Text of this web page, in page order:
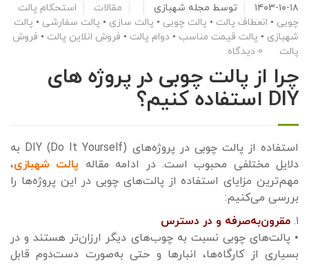
۱۴۰۳-۱۰-۱۸ توسط مجله شهبازی مقالات
استحکام پالت
چوبی • انعطاف پالت • پالت چوبی • پالت سازی • پالت سفارشی • پالت
شهبازی • پالت قیمت مناسب • دوام پالت • فروش انلاین پالت • فروش
پالت
0 دیدگاه
چرا از پالت چوبی در پروژه های
DIY استفاده کنیم؟
استفاده از پالت چوبی در پروژه‌های DIY (Do It Yourself) به
دلایل مختلفی محبوب است. در ادامه مقاله پالت شهبازی،
مهم‌ترین مزایای استفاده از پالت‌های چوبی در این پروژه‌ها را
بررسی می‌کنیم:
۱. مقرون‌به‌صرفه و در دسترس
• پالت‌های چوبی نسبت به چوب‌های دیگر ارزان‌تر هستند و در
بسیاری از کارگاه‌ها، انبارها و حتی به‌صورت دست‌دوم قابل